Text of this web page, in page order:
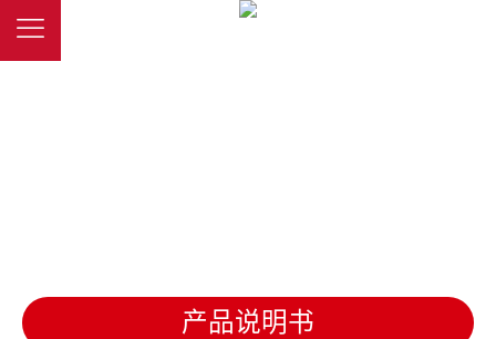
益肾养心安神片
产品说明书